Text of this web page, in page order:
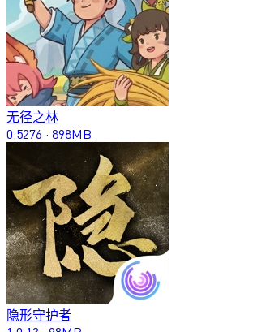
无径之林
0.5276 · 898MB
隐形守护者